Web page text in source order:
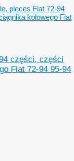
pieces Fiat 72-94
kołowego Fiat
części, części
Fiat 72-94 95-94